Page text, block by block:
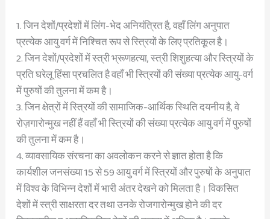
1. जिन देशों/प्रदेशों में लिंग-भेद अनियंत्रित है, वहाँ लिंग अनुपात
प्रत्येक आयु वर्ग में निश्चित रूप से स्त्रियों के लिए प्रतिकूल है।
2. जिन देशों/प्रदेशों में स्त्री भ्रूणहत्या, स्त्री शिशुहत्या और स्त्रियों के
प्रति घरेलू हिंसा प्रचलित है वहाँ भी स्त्रियों की संख्या प्रत्येक आयु-वर्ग
में पुरुषों की तुलना में कम है।
3. जिन क्षेत्रों में स्त्रियों की सामाजिक-आर्थिक स्थिति दयनीय है, वे
रोज़गारोन्मुख नहीं हैं वहाँ भी स्त्रियों की संख्या प्रत्येक आयु वर्ग में पुरुषों
की तुलना में कम है।
4. व्यावसायिक संरचना का अवलोकन करने से ज्ञात होता है कि
कार्यशील जनसंख्या 15 से 59 आयु वर्ग में स्त्रियों और पुरुषों के अनुपात
में विश्व के विभिन्न देशों में भारी अंतर देखने को मिलता है। विकसित
देशों में स्त्री साक्षरता दर तथा उनके रोजगारोन्मुख होने की दर